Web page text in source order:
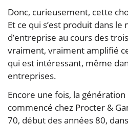
Donc, curieusement, cette
Et ce qui s’est produit dans
d’entreprise au cours des
vraiment, vraiment amplifié
qui est intéressant, même
entreprises.
Encore une fois, la
commencé chez Procter &
70, début des années 80,